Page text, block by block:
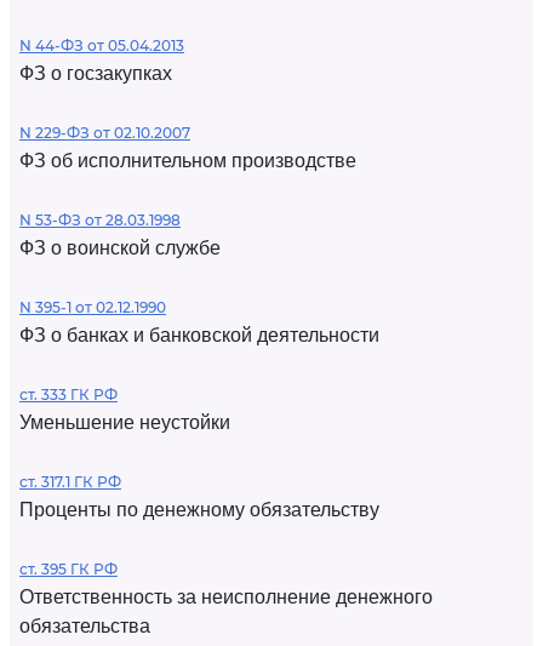
N 44-ФЗ от 05.04.2013
ФЗ о госзакупках
N 229-ФЗ от 02.10.2007
ФЗ об исполнительном производстве
N 53-ФЗ от 28.03.1998
ФЗ о воинской службе
N 395-1 от 02.12.1990
ФЗ о банках и банковской деятельности
ст. 333 ГК РФ
Уменьшение неустойки
ст. 317.1 ГК РФ
Проценты по денежному обязательству
ст. 395 ГК РФ
Ответственность за неисполнение денежного
обязательства